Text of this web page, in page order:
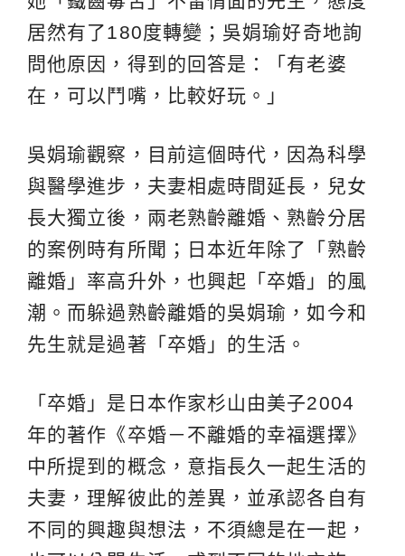
居然有了180度轉變；吳娟瑜好奇地詢
問他原因，得到的回答是：「有老婆
在，可以鬥嘴，比較好玩。」
吳娟瑜觀察，目前這個時代，因為科學
與醫學進步，夫妻相處時間延長，兒女
長大獨立後，兩老熟齡離婚、熟齡分居
的案例時有所聞；日本近年除了「熟齡
離婚」率高升外，也興起「卒婚」的風
潮。而躲過熟齡離婚的吳娟瑜，如今和
先生就是過著「卒婚」的生活。
「卒婚」是日本作家杉山由美子2004
年的著作《卒婚－不離婚的幸福選擇》
中所提到的概念，意指長久一起生活的
夫妻，理解彼此的差異，並承認各自有
不同的興趣與想法，不須總是在一起，